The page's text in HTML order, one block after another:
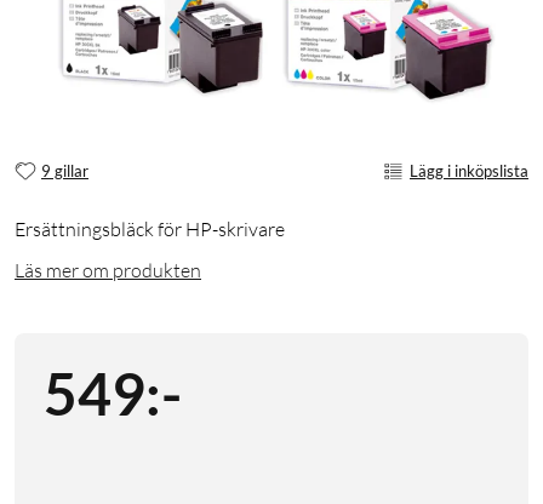
9 gillar Lägg i inköpslista
Ersättningsbläck för HP-skrivare
Läs mer om produkten
549:-